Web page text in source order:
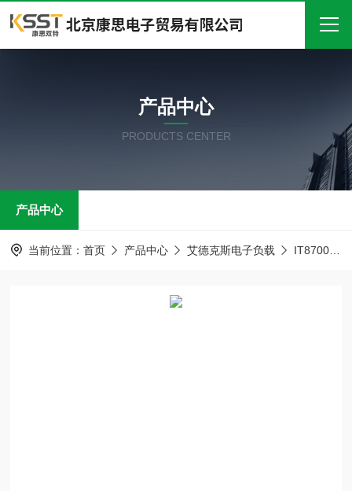
关于我们
产品中心
在线留言
产品中心
PRODUCTS CENTER
产品中心
当前位置： 首页 产品中心 艾德克斯电子负载 IT8700系列 多路输入可编程直流电子负载